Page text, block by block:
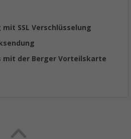
mit SSL Verschlüsselung
mit der Berger Vorteilskarte